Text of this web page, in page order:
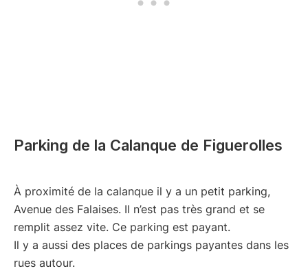
Parking de la Calanque de Figuerolles
À proximité de la calanque il y a un petit parking,
Avenue des Falaises. Il n’est pas très grand et se
remplit assez vite. Ce parking est payant.
Il y a aussi des places de parkings payantes dans les
rues autour.